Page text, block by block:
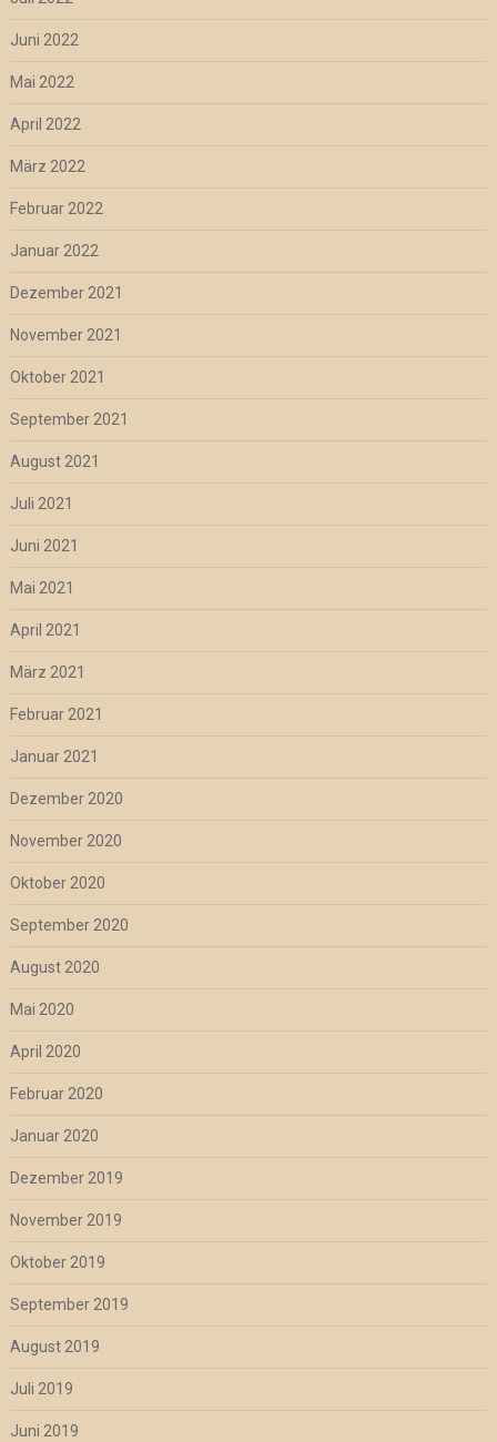
Juni 2022
Mai 2022
April 2022
März 2022
Februar 2022
Januar 2022
Dezember 2021
November 2021
Oktober 2021
September 2021
August 2021
Juli 2021
Juni 2021
Mai 2021
April 2021
März 2021
Februar 2021
Januar 2021
Dezember 2020
November 2020
Oktober 2020
September 2020
August 2020
Mai 2020
April 2020
Februar 2020
Januar 2020
Dezember 2019
November 2019
Oktober 2019
September 2019
August 2019
Juli 2019
Juni 2019